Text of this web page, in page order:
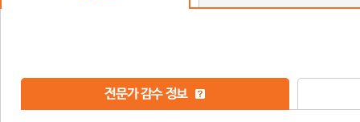
전문가 감수 정보